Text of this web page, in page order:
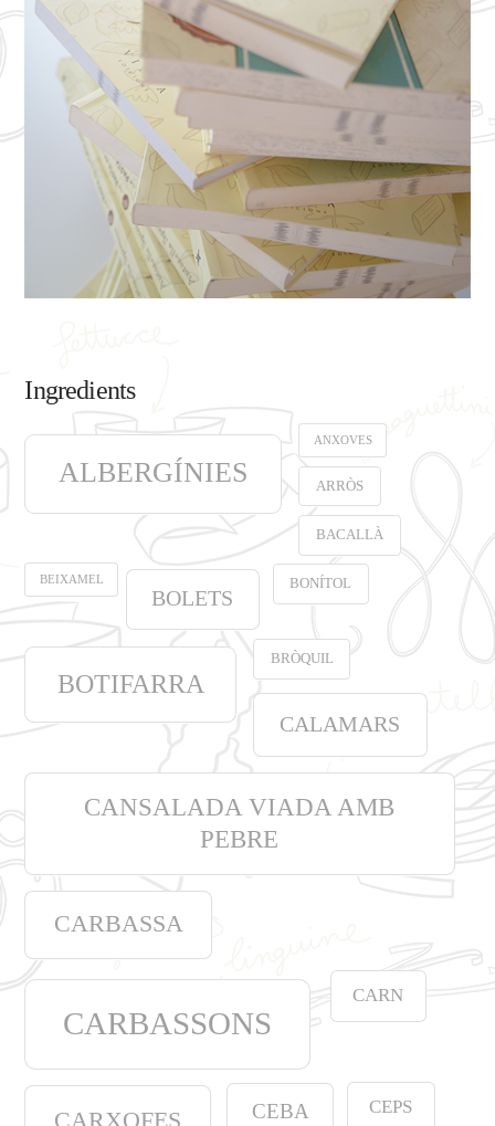
Ingredients
ALBERGÍNIES
ANXOVES
ARRÒS
BACALLÀ
BEIXAMEL
BOLETS
BONÍTOL
BOTIFARRA
BRÒQUIL
CALAMARS
CANSALADA VIADA AMB
PEBRE
CARBASSA
CARBASSONS
CARN
CARXOFES CEBA CEPS